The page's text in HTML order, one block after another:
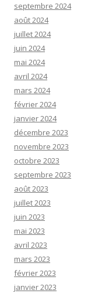
septembre 2024
août 2024
juillet 2024
juin 2024
mai 2024
avril 2024
mars 2024
février 2024
janvier 2024
décembre 2023
novembre 2023
octobre 2023
septembre 2023
août 2023
juillet 2023
juin 2023
mai 2023
avril 2023
mars 2023
février 2023
janvier 2023